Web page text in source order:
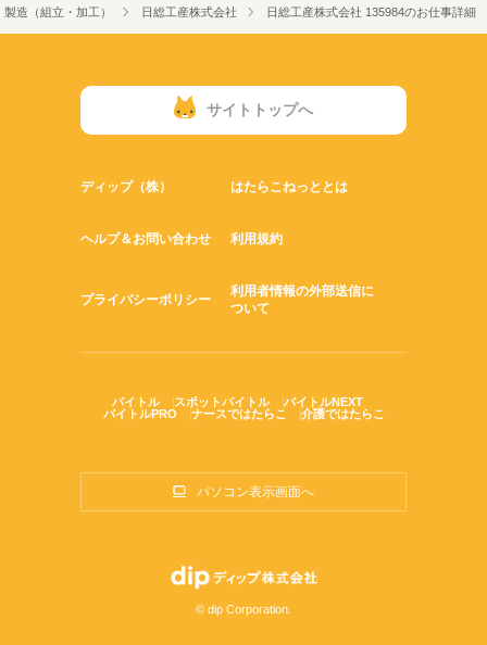
製造（組立・加工） 日総工産株式会社 日総工産株式会社 135984のお仕事詳細
サイトトップへ
ディップ（株） はたらこねっととは
ヘルプ＆お問い合わせ 利用規約
プライバシーポリシー
利用者情報の外部送信に
ついて
バイトル スポットバイトル
バイトルNEXT
バイトルPRO
ナースではたらこ 介護ではたらこ
パソコン表示画面へ
© dip Corporation.